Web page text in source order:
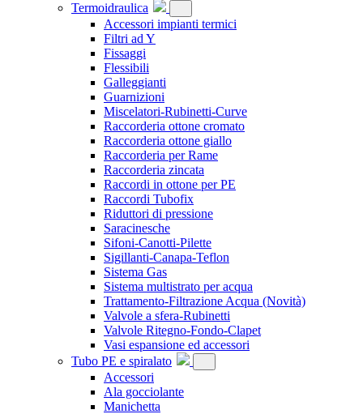
Termoidraulica
Accessori impianti termici
Filtri ad Y
Fissaggi
Flessibili
Galleggianti
Guarnizioni
Miscelatori-Rubinetti-Curve
Raccorderia ottone cromato
Raccorderia ottone giallo
Raccorderia per Rame
Raccorderia zincata
Raccordi in ottone per PE
Raccordi Tubofix
Riduttori di pressione
Saracinesche
Sifoni-Canotti-Pilette
Sigillanti-Canapa-Teflon
Sistema Gas
Sistema multistrato per acqua
Trattamento-Filtrazione Acqua (Novità)
Valvole a sfera-Rubinetti
Valvole Ritegno-Fondo-Clapet
Vasi espansione ed accessori
Tubo PE e spiralato
Accessori
Ala gocciolante
Manichetta